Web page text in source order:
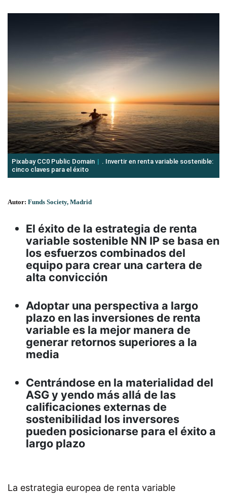
Pixabay CC0 Public Domain
. Invertir en renta variable sostenible:
cinco claves para el éxito
Autor: Funds Society, Madrid
El éxito de la estrategia de renta
variable sostenible NN IP se basa en
los esfuerzos combinados del
equipo para crear una cartera de
alta convicción
Adoptar una perspectiva a largo
plazo en las inversiones de renta
variable es la mejor manera de
generar retornos superiores a la
media
Centrándose en la materialidad del
ASG y yendo más allá de las
calificaciones externas de
sostenibilidad los inversores
pueden posicionarse para el éxito a
largo plazo
La estrategia europea de renta variable